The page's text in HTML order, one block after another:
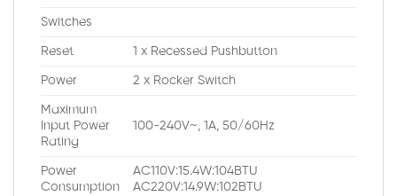
Switches
Reset 1 x Recessed Pushbutton
Power 2 x Rocker Switch
Maximum
Input Power
Rating
100-240V~, 1A, 50/60Hz
Power
Consumption
AC110V:15.4W:104BTU
AC220V:14.9W:102BTU